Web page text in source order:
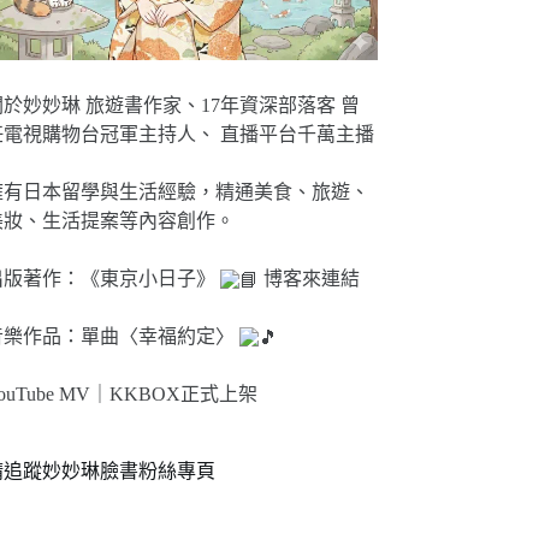
妙妙琳 旅遊書作家、17年資深部落客 曾
電視購物台冠軍主持人、 直播平台千萬主播
日本留學與生活經驗，精通美食、旅遊、
、生活提案等內容創作。
著作：《東京小日子》 博客來連結
作品：單曲〈幸福約定〉
MV｜KKBOX正式上架
追蹤妙妙琳臉書粉絲專頁